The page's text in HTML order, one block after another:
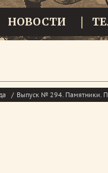
НОВОСТИ
Выпуск № 294. Памятники.